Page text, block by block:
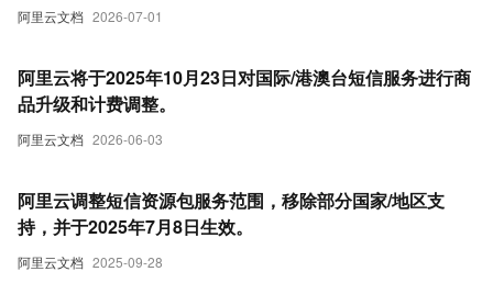
阿里云文档 2026-07-01
阿里云文档 2026-06-03
阿里云将于2025年10月23日对国际/港澳台短信服务进行商
品升级和计费调整。
阿里云文档 2025-09-28
阿里云调整短信资源包服务范围，移除部分国家/地区支
持，并于2025年7月8日生效。